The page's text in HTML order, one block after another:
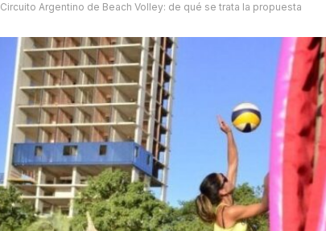
Argentino de Beach Volley: de qué se trata la propuesta